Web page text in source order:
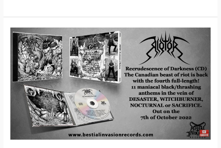
Riotor
Nouvelle
chanson
« Fraternal
Genocide »
nouvel